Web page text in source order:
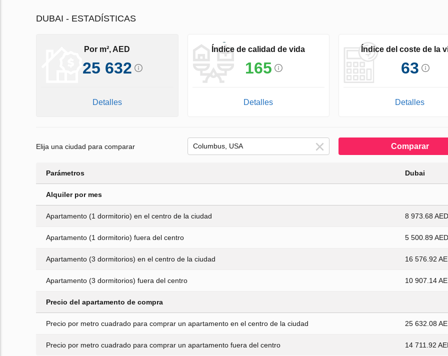
DUBAI - ESTADÍSTICAS
Por m², AED
25 632
Detalles
Índice de calidad de vida
165
Detalles
Índice del coste de la
63
Detalles
Elija una ciudad para comparar Comparar
Parámetros Dubai
Alquiler por mes
Apartamento (1 dormitorio) en el centro de la ciudad 8 973.68 AED
Apartamento (1 dormitorio) fuera del centro 5 500.89 AED
Apartamento (3 dormitorios) en el centro de la ciudad 16 576.92
Apartamento (3 dormitorios) fuera del centro 10 907.14
Precio del apartamento de compra
Precio por metro cuadrado para comprar un apartamento en el centro de la ciudad 25 632.08
Precio por metro cuadrado para comprar un apartamento fuera del centro 14 711.92